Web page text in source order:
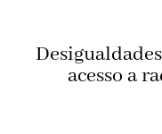
acesso a